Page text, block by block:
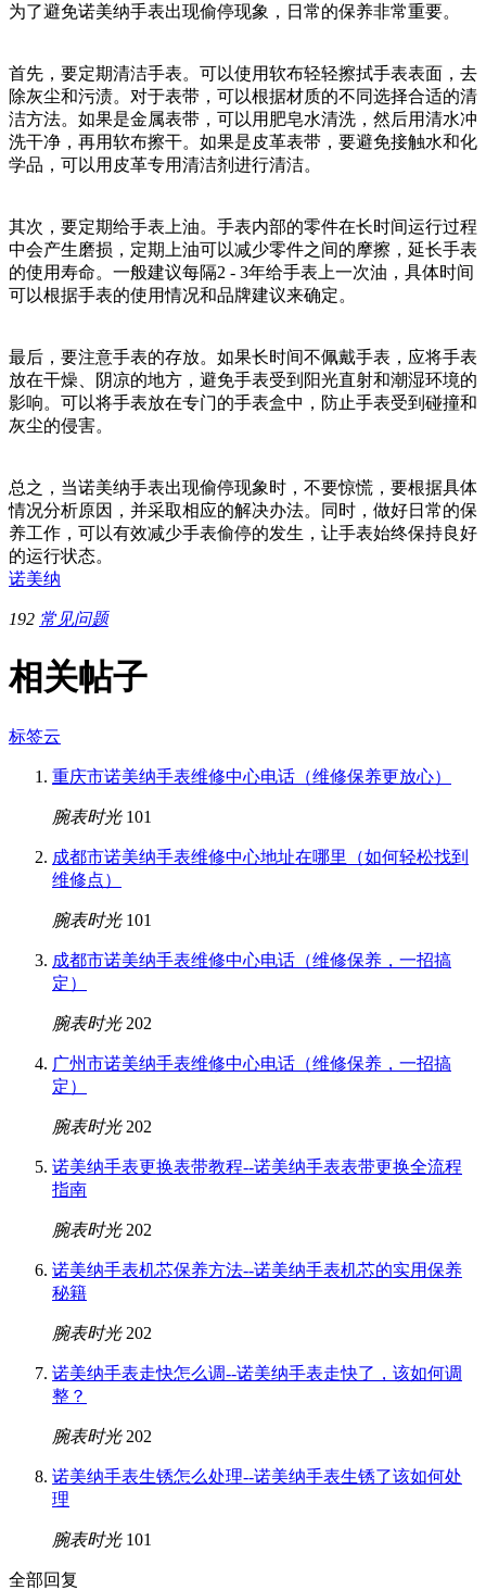
为了避免诺美纳手表出现偷停现象，日常的保养非常重要。
首先，要定期清洁手表。可以使用软布轻轻擦拭手表表面，去
除灰尘和污渍。对于表带，可以根据材质的不同选择合适的清
洁方法。如果是金属表带，可以用肥皂水清洗，然后用清水冲
洗干净，再用软布擦干。如果是皮革表带，要避免接触水和化
学品，可以用皮革专用清洁剂进行清洁。
其次，要定期给手表上油。手表内部的零件在长时间运行过程
中会产生磨损，定期上油可以减少零件之间的摩擦，延长手表
的使用寿命。一般建议每隔2 - 3年给手表上一次油，具体时间
可以根据手表的使用情况和品牌建议来确定。
最后，要注意手表的存放。如果长时间不佩戴手表，应将手表
放在干燥、阴凉的地方，避免手表受到阳光直射和潮湿环境的
影响。可以将手表放在专门的手表盒中，防止手表受到碰撞和
灰尘的侵害。
总之，当诺美纳手表出现偷停现象时，不要惊慌，要根据具体
情况分析原因，并采取相应的解决办法。同时，做好日常的保
养工作，可以有效减少手表偷停的发生，让手表始终保持良好
的运行状态。
诺美纳
192 常见问题
相关帖子
标签云
重庆市诺美纳手表维修中心电话（维修保养更放心）
腕表时光 101
成都市诺美纳手表维修中心地址在哪里（如何轻松找到
维修点）
腕表时光 101
成都市诺美纳手表维修中心电话（维修保养，一招搞
定）
腕表时光 202
广州市诺美纳手表维修中心电话（维修保养，一招搞
定）
腕表时光 202
诺美纳手表更换表带教程--诺美纳手表表带更换全流程
指南
腕表时光 202
诺美纳手表机芯保养方法--诺美纳手表机芯的实用保养
秘籍
腕表时光 202
诺美纳手表走快怎么调--诺美纳手表走快了，该如何调
整？
腕表时光 202
诺美纳手表生锈怎么处理--诺美纳手表生锈了该如何处
理
腕表时光 101
全部回复